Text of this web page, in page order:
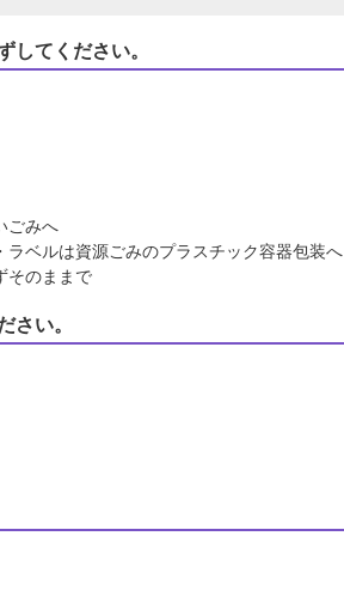
してください。
ごみへ
ラベルは資源ごみのプラスチック容器包装へ
そのままで
さい。